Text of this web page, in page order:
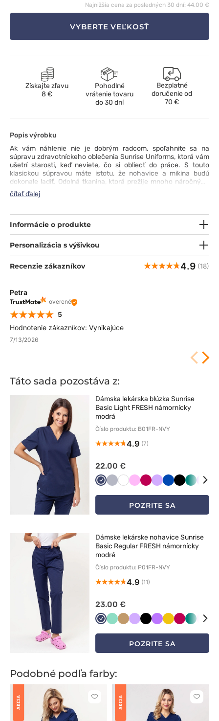
Najnižšia cena za posledných 30 dní: 44.00 €
VYBERTE VEĽKOSŤ
Získajte zľavu
8 €
Pohodlné
vrátenie tovaru
do 30 dní
Bezplatné
doručenie od
70 €
Popis výrobku
Ak vám náhlenie nie je dobrým radcom, spoľahnite sa na
súpravu zdravotníckeho oblečenia Sunrise Uniforms, ktorá vám
ušetrí starosti, keď neviete, čo si obliecť do práce. S touto
klasickou súpravou máte istotu, že nohavice a mikina budú
dokonale ladiť. Odolná tkanina, ktorá prežije mnoho náročných
činností, jednoduché pranie (aj pri 90 °C) a potrebné atesty sú
zárukou príjemného a spoľahlivého nosenia. Blúzka s výstrihom
kombinuje s ležérnymi nohavicami s gumou a šnúrkou v páse.
Vyberte si farbu, ktorá vyjadruje váš štýl - na výber je množstvo
čítať ďalej
Informácie o produkte
Personalizácia s výšivkou
Recenzie zákazníkov 4.9 (18)
Petra
overené
5
Hodnotenie zákazníkov: Vynikajúce
7/13/2026
Táto sada pozostáva z:
Dámska lekárska blúzka Sunrise
Basic Light FRESH námornícky
modrá
Číslo produktu: B01FR-NVY
4.9 (7)
22.00 €
CiemnyPopielaty
BiałyRóżowyŚliwkowy
Lawendowy
Królewski
CzarnyZielony
POZRITE SA
Dámske lekárske nohavice Sunrise
Basic Regular FRESH námornícky
modré
Číslo produktu: P01FR-NVY
4.9 (11)
23.00 €
CiemnyMiętowyBeżowyLawendowy
CzarnyFioletowy
ŻółtyŚliwkowy
Zielony
POZRITE SA
Podobné podľa farby:
AKCIA
Kliknite
AKCIA
Kliknite